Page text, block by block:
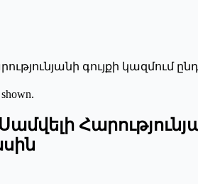
գույքի կազմում